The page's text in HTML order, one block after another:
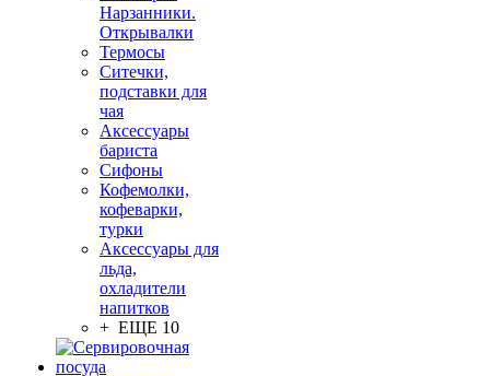
Нарзанники.
Открывалки
Термосы
Ситечки,
подставки для
чая
Аксессуары
бариста
Сифоны
Кофемолки,
кофеварки,
турки
Аксессуары для
льда,
охладители
напитков
+ ЕЩЕ 10